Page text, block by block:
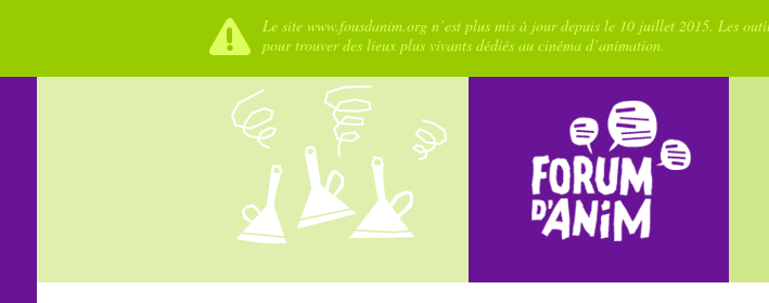
Le site www.fousdanim.org n’est plus mis à jour depuis le 10 juillet 2015. Les
pour trouver des lieux plus vivants dédiés au cinéma d’animation.